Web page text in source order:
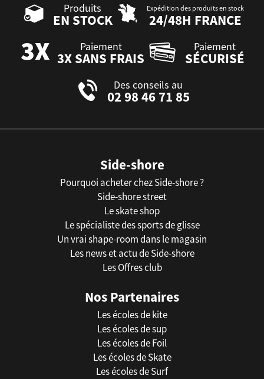
Produits
EN STOCK
Expédition des produits en stock
24/48H FRANCE
Paiement
3X SANS FRAIS
Paiement
SÉCURISÉ
Des conseils au
02 98 46 71 85
Side-shore
Pourquoi acheter chez Side-shore ?
Side-shore street
Le skate shop
Le spécialiste des sports de glisse
Un vrai shape-room dans le magasin
Les news et actu de Side-shore
Les Offres club
Nos Partenaires
Les écoles de kite
Les écoles de sup
Les écoles de Foil
Les écoles de Skate
Les écoles de Surf